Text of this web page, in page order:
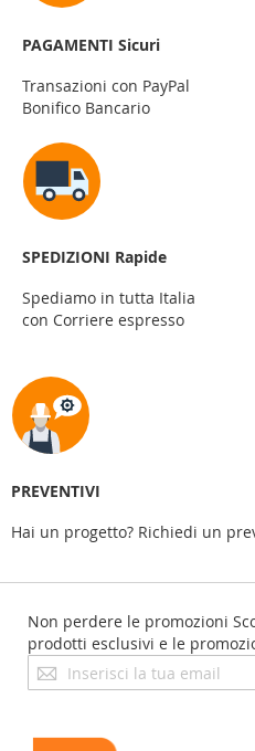
PAGAMENTI Sicuri
Transazioni con PayPal
Bonifico Bancario
SPEDIZIONI Rapide
Spediamo in tutta Italia
con Corriere espresso
PREVENTIVI
Hai un progetto? Richiedi un
Non perdere le promozioni
prodotti esclusivi e le
Iscriviti
alla